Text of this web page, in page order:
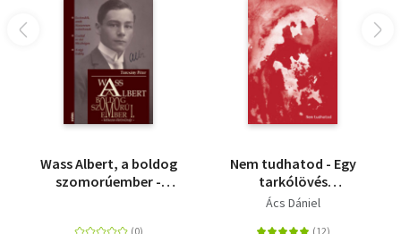
Wass Albert, a boldog
szomorúember -
Nem tudhatod - Egy
tarkólövés
meghamisítása
Ács Dániel